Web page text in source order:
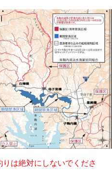
は絶対にしないでくださ